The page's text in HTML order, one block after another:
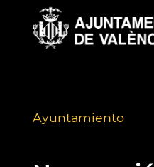
Ayuntamiento